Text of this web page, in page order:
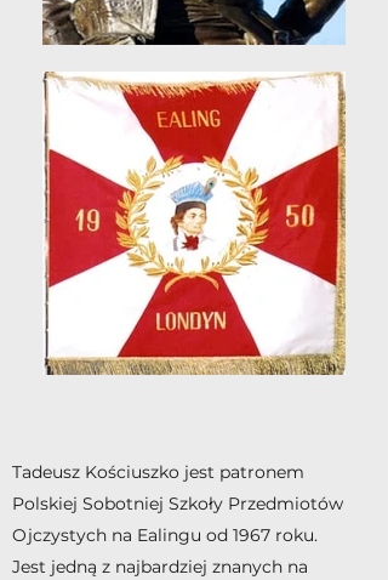
Tadeusz Kościuszko jest patronem
Polskiej Sobotniej Szkoły Przedmiotów
Ojczystych na Ealingu od 1967 roku.
Jest jedną z najbardziej znanych na